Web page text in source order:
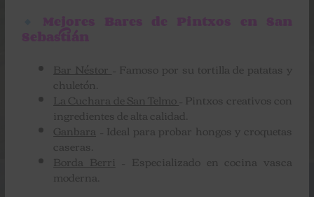
Mejores Bares de Pintxos en San
Sebastián
Bar Néstor
– Famoso por su tortilla de patatas y
chuletón.
La Cuchara de San Telmo – Pintxos creativos con
ingredientes de alta calidad.
Ganbara – Ideal para probar hongos y croquetas
caseras.
Borda Berri – Especializado en cocina vasca
moderna.